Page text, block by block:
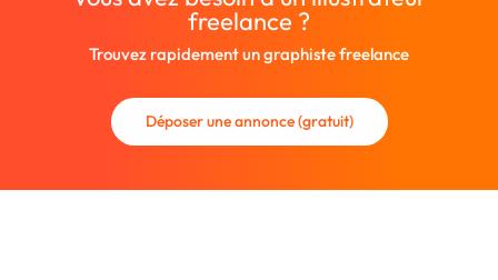
freelance ?
Trouvez rapidement un graphiste freelance
Déposer une annonce (gratuit)